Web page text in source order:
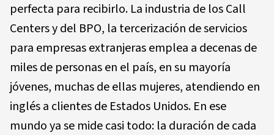
perfecta para recibirlo. La industria de los Call
Centers y del BPO, la tercerización de servicios
para empresas extranjeras emplea a decenas de
miles de personas en el país, en su mayoría
jóvenes, muchas de ellas mujeres, atendiendo en
inglés a clientes de Estados Unidos. En ese
mundo ya se mide casi todo: la duración de cada